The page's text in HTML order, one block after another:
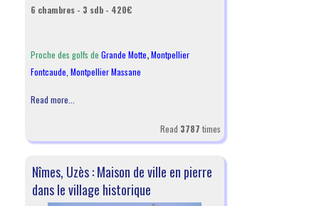
6 chambres - 3 sdb - 420€
Proche des golfs de Grande Motte,Montpellier
Fontcaude Montpellier Massane
Read more...
Read 3787 times
Nîmes, Uzès : Maison de ville en pierre
dans le village historique